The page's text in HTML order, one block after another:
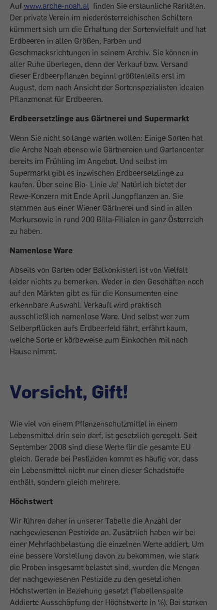
Auf www.arche-noah.at finden Sie erstaunliche Raritäten.
Der private Verein im niederösterreichischen Schiltern
kümmert sich um die Erhaltung der Sortenvielfalt und hat
Erdbeeren in allen Größen, Farben und
Geschmacksrichtungen in seinem Archiv. Sie können in
aller Ruhe überlegen, denn der Verkauf bzw. Versand
dieser Erdbeerpflanzen beginnt größtenteils erst im
August, dem nach Ansicht der Sortenspezialisten idealen
Pflanzmonat für Erdbeeren.
Erdbeersetzlinge aus Gärtnerei und Supermarkt
Wenn Sie nicht so lange warten wollen: Einige Sorten hat
die Arche Noah ebenso wie Gärtnereien und Gartencenter
bereits im Frühling im Angebot. Und selbst im
Supermarkt gibt es inzwischen Erdbeersetzlinge zu
kaufen. Über seine Bio- Linie Ja! Natürlich bietet der
Rewe-Konzern mit Ende April Jungpflanzen an. Sie
stammen aus einer Wiener Gärtnerei und sind in allen
Merkursowie in rund 200 Billa-Filialen in ganz Österreich
zu haben.
Namenlose Ware
Abseits von Garten oder Balkonkisterl ist von Vielfalt
leider nichts zu bemerken. Weder in den Geschäften noch
auf den Märkten gibt es für die Konsumenten eine
erkennbare Auswahl. Verkauft wird praktisch
ausschließlich namenlose Ware. Und selbst wer zum
Selberpflücken aufs Erdbeerfeld fährt, erfährt kaum,
welche Sorte er körbeweise zum Einkochen mit nach
Hause nimmt.
Vorsicht, Gift!
Wie viel von einem Pflanzenschutzmittel in einem
Lebensmittel drin sein darf, ist gesetzlich geregelt. Seit
September 2008 sind diese Werte für die gesamte EU
gleich. Gerade bei Pestiziden kommt es ­häufig vor, dass
ein Lebensmittel nicht nur einen dieser Schadstoffe
enthält, sondern gleich mehrere.
Höchstwert
Wir führen daher in unserer Tabelle die Anzahl der
nachgewiesenen Pestizide an. Zusätzlich haben wir bei
einer Mehrfachbelastung die einzelnen Werte addiert. Um
eine bessere Vorstellung davon zu bekommen, wie stark
die Proben insgesamt belastet sind, wurden die Mengen
der nachgewiesenen Pestizide zu den gesetz­lichen
Höchstwerten in Beziehung gesetzt (Tabellenspalte
Addierte Ausschöpfung der Höchstwerte in %). Bei starken